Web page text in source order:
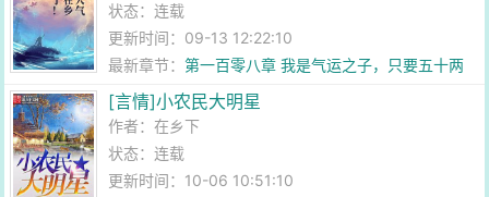
状态：连载
更新时间：09-13 12:22:10
最新章节：第一百零八章 我是气运之子，只要五十两
[言情]小农民大明星
作者：在乡下
状态：连载
更新时间：10-06 10:51:10